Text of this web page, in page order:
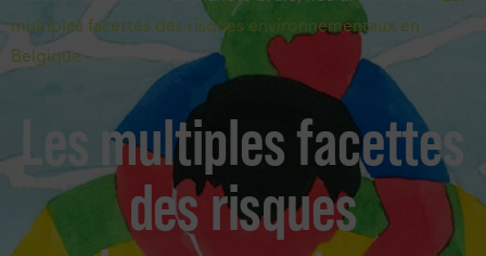
multiples facettes des risques environnementaux en
Belgique
Les multiples facettes
des risques